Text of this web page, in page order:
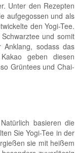
Unter den Rezepten
aufgegossen und als
den Yogi-Tee.
und somit
Anklang, sodass das
geben diesen
Grüntees und Chai-
basieren die
Sie Yogi-Tee in der
sie mit heißem